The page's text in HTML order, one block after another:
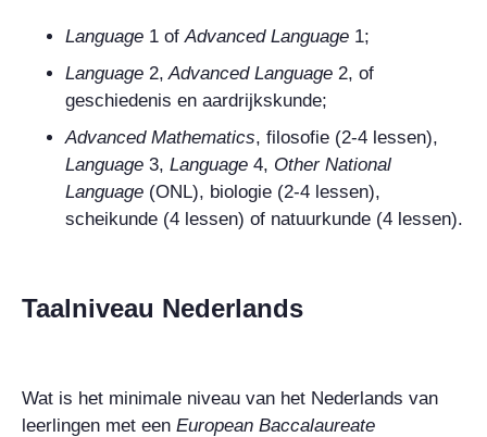
Language 1 ofAdvanced Language 1;
Language 2, Advanced Language 2, of
geschiedenis en aardrijkskunde;
Advanced Mathematics, filosofie (2-4 lessen),
Language 3, Language 4, Other National
Language (ONL), biologie (2-4 lessen),
scheikunde (4 lessen) of natuurkunde (4 lessen).
Taalniveau Nederlands
Wat is het minimale niveau van het Nederlands van
leerlingen met een European Baccalaureate